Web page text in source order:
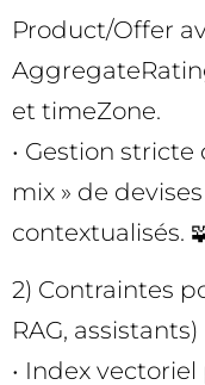
Product/Offer
et timeZone.
• Gestion
mix » de
contextualisés.
2) Contraintes
RAG, assistants)
• Index